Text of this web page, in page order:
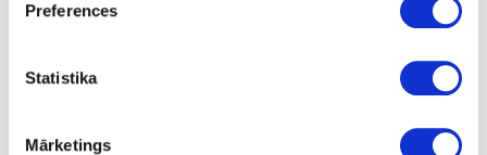
Preferences
Statistika
Mārketings